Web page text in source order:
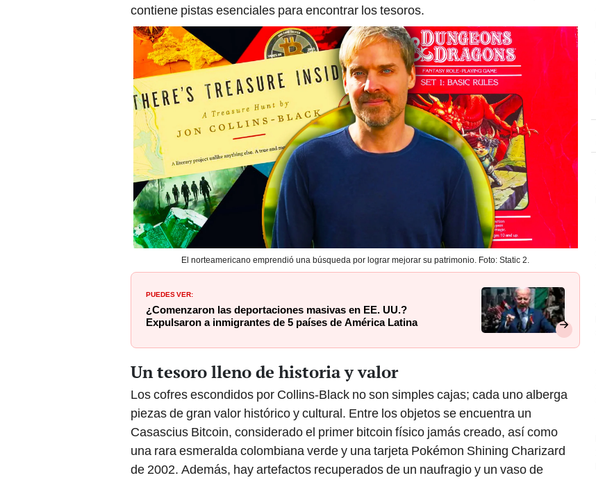
contiene pistas esenciales para encontrar los tesoros.
El norteamericano emprendió una búsqueda por lograr mejorar su patrimonio. Foto: Static 2.
PUEDES VER:
¿Comenzaron las deportaciones masivas en EE. UU.?
Expulsaron a inmigrantes de 5 países de América Latina
Un tesoro lleno de historia y valor
Los cofres escondidos por Collins-Black no son simples cajas; cada uno alberga
piezas de gran valor histórico y cultural. Entre los objetos se encuentra un
Casascius Bitcoin, considerado el primer bitcoin físico jamás creado, así como
una rara esmeralda colombiana verde y una tarjeta Pokémon Shining Charizard
de 2002. Además, hay artefactos recuperados de un naufragio y un vaso de